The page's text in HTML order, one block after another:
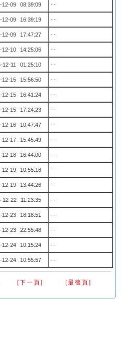
12-09 08:39:09 --
12-09 16:39:19 --
12-09 17:47:27 --
12-10 14:25:06 --
12-11 01:25:10 --
12-15 15:56:50 --
12-15 16:41:24 --
12-15 17:24:23 --
12-16 10:47:47 --
12-17 15:45:49 --
12-18 16:44:00 --
12-19 10:55:16 --
12-19 13:44:26 --
12-22 11:23:35 --
12-23 18:18:51 --
12-23 22:55:48 --
12-24 10:15:24 --
12-24 10:55:57 --
[下一頁] [最後頁]